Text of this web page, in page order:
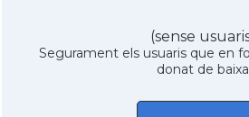
(sense
Segurament els usuaris que en
donat de baixa